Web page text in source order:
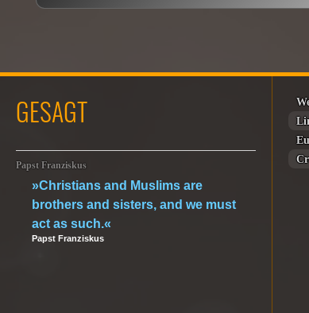
GESAGT
Papst Franziskus
»Christians and Muslims are
brothers and sisters, and we must
act as such.«
Papst Franziskus